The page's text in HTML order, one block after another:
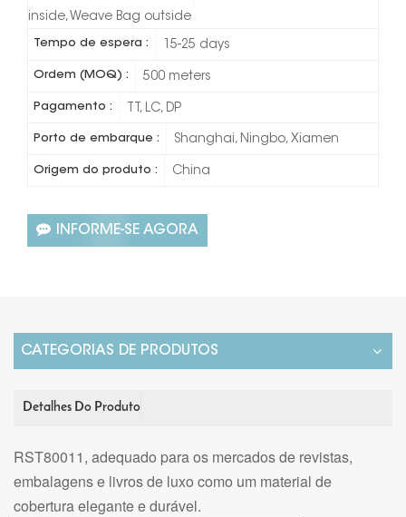
inside, Weave Bag outside
Tempo de espera : 15-25 days
Ordem (MOQ) : 500 meters
Pagamento : TT, LC, DP
Porto de embarque : Shanghai, Ningbo, Xiamen
Origem do produto : China
INFORME-SE AGORA
CATEGORIAS DE PRODUTOS
Detalhes Do Produto
RST80011, adequado para os mercados de revistas,
embalagens e livros de luxo como um material de
cobertura elegante e durável.